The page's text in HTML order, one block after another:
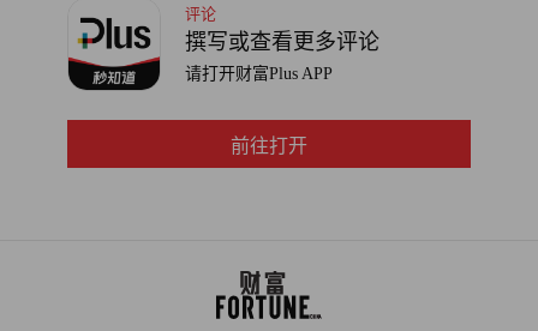
评论
撰写或查看更多评论
请打开财富Plus APP
前往打开